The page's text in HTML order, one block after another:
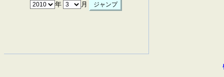
年 月